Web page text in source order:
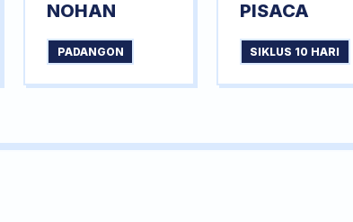
NOHAN
PADANGON
PISACA
SIKLUS 10 HARI